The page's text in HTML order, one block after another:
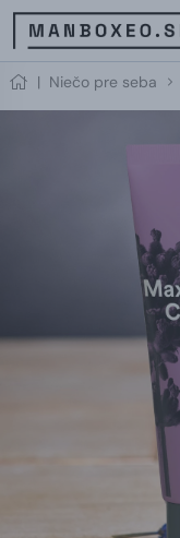
| Niečo pre seba